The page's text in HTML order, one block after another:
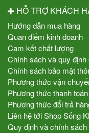
HỖ TRỢ KHÁCH
Hướng dẫn mua hàng
Quan điểm kinh doanh
Cam kết chất lượng
Chính sách và quy định
Chính sách bảo mật
Phương thức vận
Phương thức thanh toán
Phương thức đổi trả
Liên hệ tới Shop Sống
Quy định và chính sách